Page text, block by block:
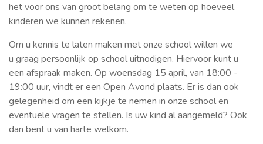
het voor ons van groot belang om te weten op hoeveel
kinderen we kunnen rekenen.
Om u kennis te laten maken met onze school willen we
u graag persoonlijk op school uitnodigen. Hiervoor kunt u
een afspraak maken. Op woensdag 15 april, van 18:00 -
19:00 uur, vindt er een Open Avond plaats. Er is dan ook
gelegenheid om een kijkje te nemen in onze school en
eventuele vragen te stellen. Is uw kind al aangemeld? Ook
dan bent u van harte welkom.